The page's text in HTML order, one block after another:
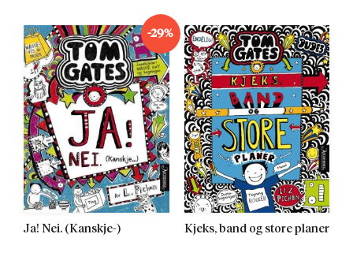
-29%
Ja! Nei. (Kanskje-) Kjeks, band og store planer